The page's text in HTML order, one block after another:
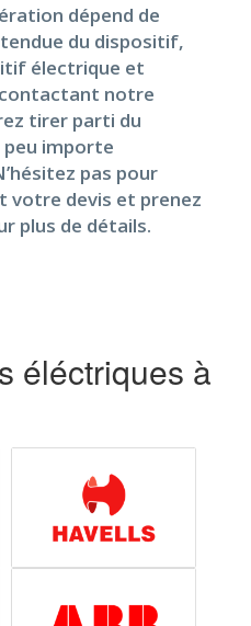
dépend de
du dispositif,
électrique et
contactant notre
tirer parti du
importe
pas pour
devis et prenez
plus de détails.
éléctriques à